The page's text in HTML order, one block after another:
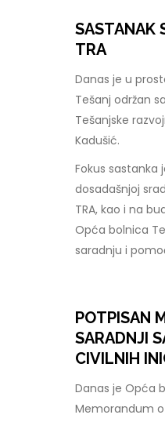
SASTANAK
TRA
Danas je u
Tešanj održan
Tešanjske
Kadušić.
Fokus sastanka
dosadašnjoj
TRA, kao i na
Opća bolnica
saradnju i
POTPISAN
SARADNJI
CIVILNIH
Danas je Opća
Memorandum